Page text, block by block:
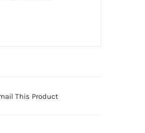
This Product